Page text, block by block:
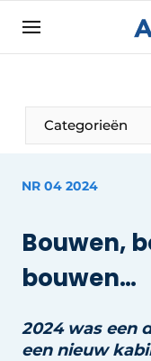
Aanmelden
ArchiComm |
interieur- &
Nieuwsbrief
Privacy /
Vacature
Vacatures
Categorieën
Architect Aan
NR 04 2024
Bouwen,
bouwen…
2024 was een
een nieuw